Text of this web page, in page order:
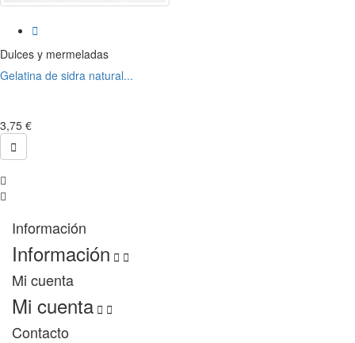

Dulces y mermeladas
Gelatina de sidra natural...
3,75 €

Información
Información  
Mi cuenta
Mi cuenta  
Contacto